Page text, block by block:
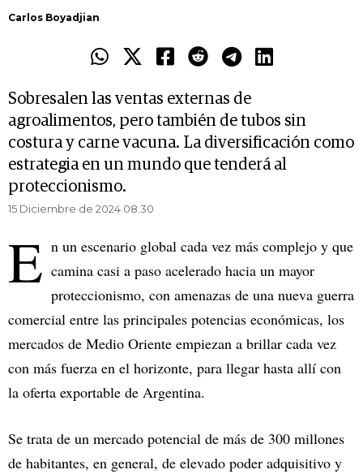
Carlos Boyadjian
Sobresalen las ventas externas de
agroalimentos, pero también de tubos sin
costura y carne vacuna. La diversificación como
estrategia en un mundo que tenderá al
proteccionismo.
15 Diciembre de 2024 08.30
E n un escenario global cada vez más complejo y que
camina casi a paso acelerado hacia un mayor
proteccionismo, con amenazas de una nueva guerra
comercial entre las principales potencias económicas, los
mercados de Medio Oriente empiezan a brillar cada vez
con más fuerza en el horizonte, para llegar hasta allí con
la oferta exportable de Argentina.
Se trata de un mercado potencial de más de 300 millones
de habitantes, en general, de elevado poder adquisitivo y